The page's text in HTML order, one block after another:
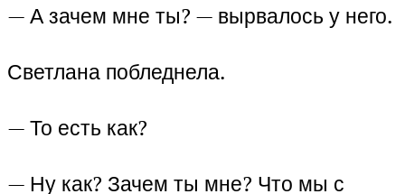
— А зачем мне ты? — вырвалось у него.
Светлана побледнела.
— То есть как?
— Ну как? Зачем ты мне? Что мы с